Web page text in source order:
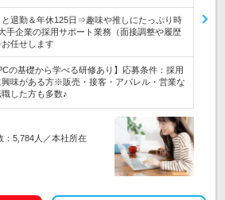
と退勤＆年休125日⇒趣味や推しにたっぷり時
手企業の採用サポート業務（面接調整や履歴
任せします
の基礎から学べる研修あり】応募条件：採用
興味がある方※販売・接客・アパレル・営業な
した方も多数♪
：5,784人／本社所在